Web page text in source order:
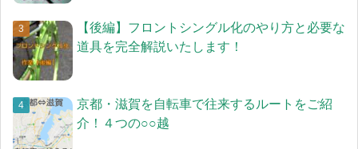
【後編】フロントシングル化のやり方と必要な
道具を完全解説いたします！
京都・滋賀を自転車で往来するルートをご紹
介！４つの○○越